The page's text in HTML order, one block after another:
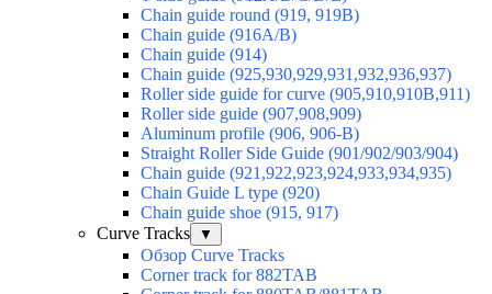
Chain guide round (919, 919B)
Chain guide (916A/B)
Chain guide (914)
Chain guide (925,930,929,931,932,936,937)
Roller side guide for curve (905,910,910B,911)
Roller side guide (907,908,909)
Aluminum profile (906, 906-B)
Straight Roller Side Guide (901/902/903/904)
Chain guide (921,922,923,924,933,934,935)
Chain Guide L type (920)
Chain guide shoe (915, 917)
Curve Tracks
▼
Обзор Curve Tracks
Corner track for 882TAB